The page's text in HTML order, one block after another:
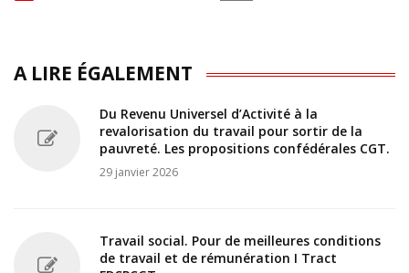
A LIRE ÉGALEMENT
Du Revenu Universel d’Activité à la
revalorisation du travail pour sortir de la
pauvreté. Les propositions confédérales CGT.
29 janvier 2026
Travail social. Pour de meilleures conditions
de travail et de rémunération I Tract